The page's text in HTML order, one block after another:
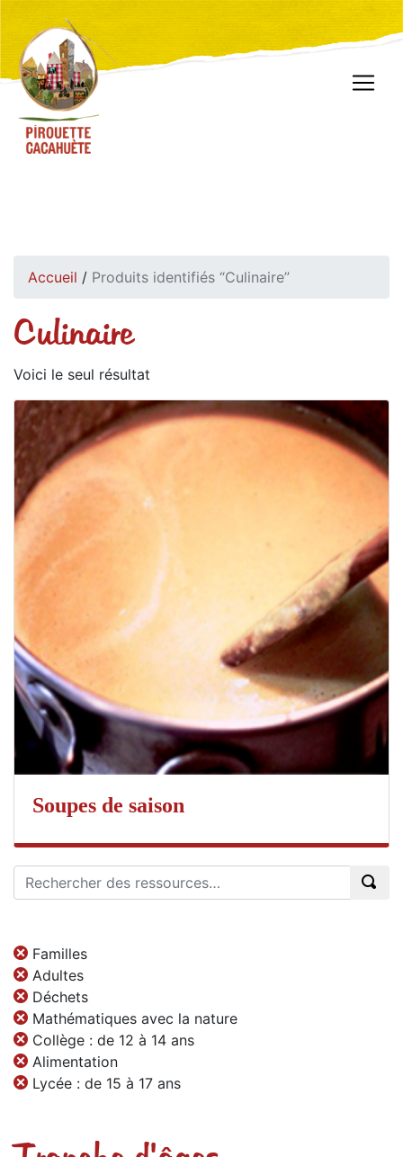
Accueil / Produits identifiés “Culinaire”
Culinaire
Voici le seul résultat
Soupes de saison
Familles
Adultes
Déchets
Mathématiques avec la nature
Collège : de 12 à 14 ans
Alimentation
Lycée : de 15 à 17 ans